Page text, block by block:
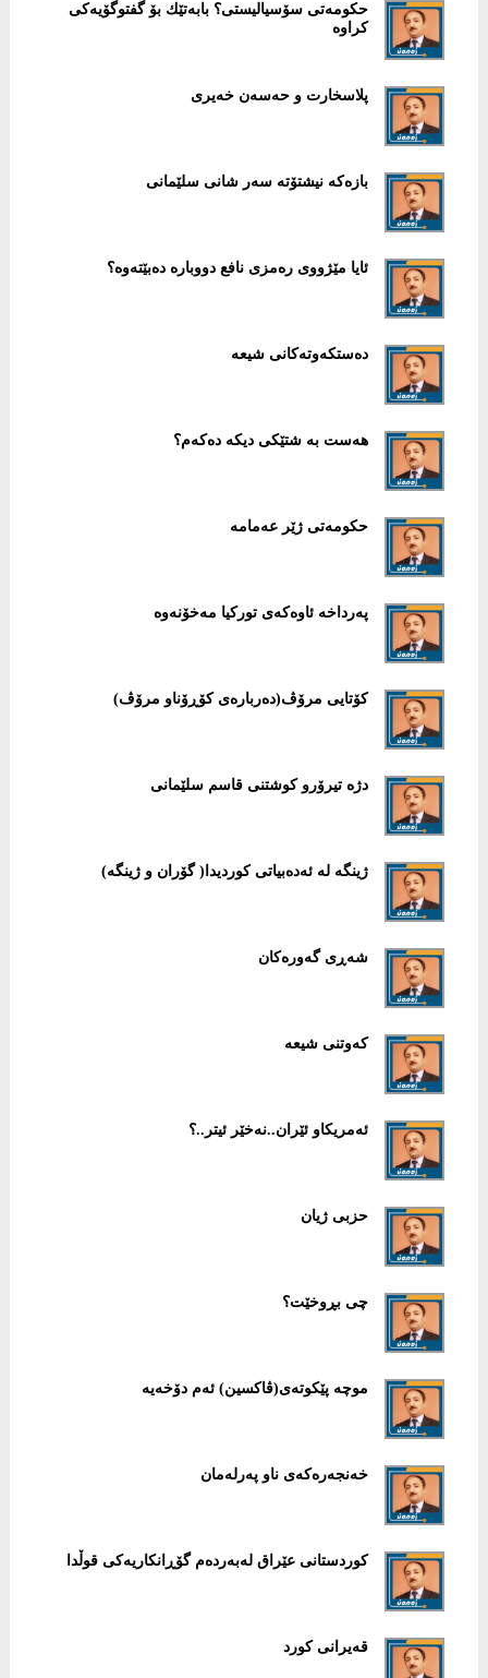
حكومەتی سۆسیالیستی؟ بابەتێك بۆ گفتوگۆیەكی
كراوە
پلاسخارت و حەسەن خەیری
بازەكە نیشتۆتە سەر شانی سلێمانی
ئایا مێژووی رەمزی نافع دووبارە دەبێتەوە؟
دەستكەوتەكانی شیعە
هەست بە شتێكی دیكە دەكەم؟
حكومەتی ژێر عەمامە
پەرداخە ئاوەكەی توركیا مەخۆنەوە
كۆتایی مرۆڤ(دەربارەی كۆڕۆناو مرۆڤ)
دژە تیرۆرو كوشتنی قاسم سلێمانی
ژینگە لە ئەدەبیاتی كوردیدا( گۆران و ژینگە)
شەڕی گەورەكان
كەوتنی شیعە
ئەمریكاو ئێران..نەخێر ئیتر..؟
حزبی ژیان
چی بڕوخێت؟
موچە پێكوتەی(ڤاكسین) ئەم دۆخەیە
خەنجەرەكەی ناو پەرلەمان
كوردستانی عێراق لەبەردەم گۆڕانكاریەكی قوڵدا
قەیرانی كورد